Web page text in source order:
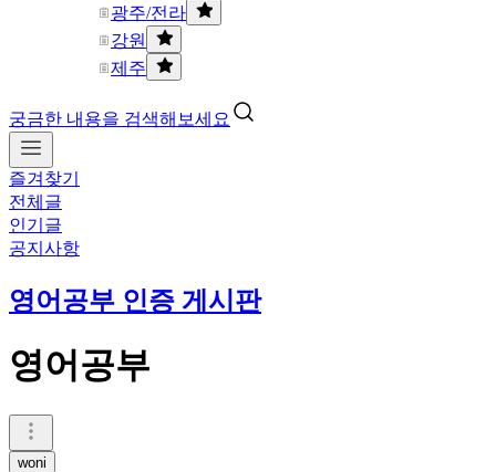
광주/전라
강원
제주
궁금한 내용을 검색해보세요
즐겨찾기
전체글
인기글
공지사항
영어공부 인증 게시판
영어공부
woni